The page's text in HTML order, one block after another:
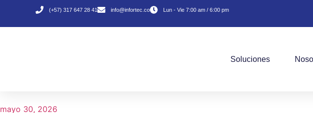
(+57) 317 647 28 41 info@infortec.co Lun - Vie 7:00 am / 6:00 pm
Soluciones
mayo 30, 2026